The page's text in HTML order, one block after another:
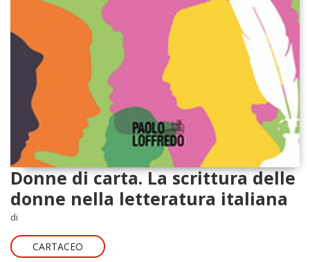
Donne di carta. La scrittura delle
donne nella letteratura italiana
di
CARTACEO